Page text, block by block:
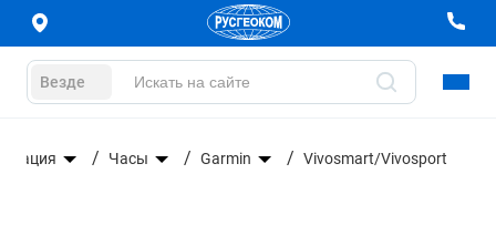
Везде
Часы Garmin Vivosmart/Vivosport